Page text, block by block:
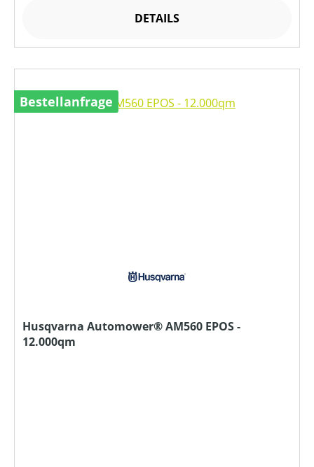
DETAILS
Bestellanfrage
Husqvarna Automower® AM560 EPOS -
12.000qm